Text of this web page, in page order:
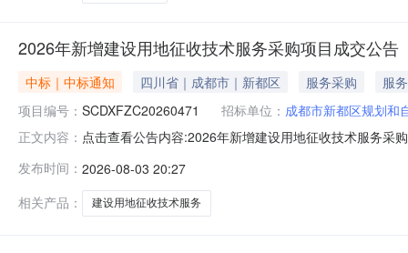
2026年新增建设用地征收技术服务采购项目成交公告
中标｜中标通知 四川省｜成都市｜新都区 服务采购
服务
项目编号： SCDXFZC20260471 招标单位： 成都市新都区规划和
正文内容： 点击查看公告内容:2026年新增建设用地征收技术服务采
发布时间： 2026-08-03 20:27
相关产品：
建设用地征收技术服务